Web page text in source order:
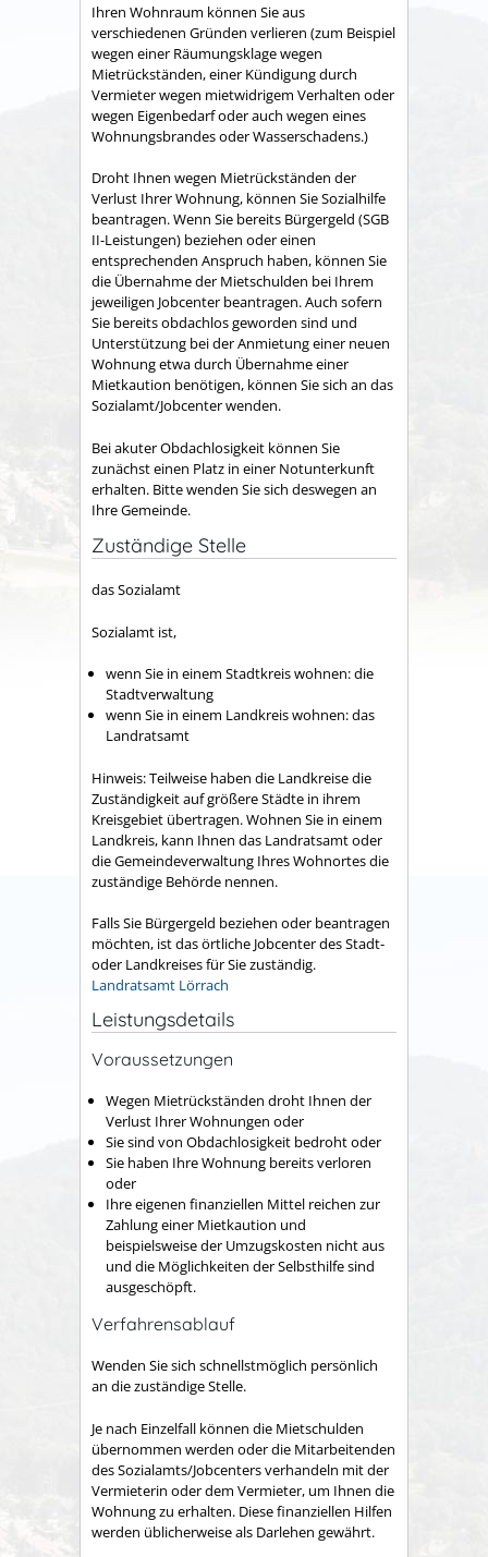
Ihren Wohnraum können Sie aus
verschiedenen Gründen verlieren (zum Beispiel
wegen einer Räumungsklage wegen
Mietrückständen, einer Kündigung durch
Vermieter wegen mietwidrigem Verhalten oder
wegen Eigenbedarf oder auch wegen eines
Wohnungsbrandes oder Wasserschadens.)
Droht Ihnen wegen Mietrückständen der
Verlust Ihrer Wohnung, können Sie Sozialhilfe
beantragen.Wenn Sie bereits Bürgergeld (SGB
II-Leistungen) beziehen oder einen
entsprechenden Anspruch haben, können Sie
die Übernahme der Mietschulden bei Ihrem
jeweiligen Jobcenter beantragen.Auch sofern
Sie bereits obdachlos geworden sind und
Unterstützung bei der Anmietung einer neuen
Wohnung etwa durch Übernahme einer
Mietkaution benötigen, können Sie sich an das
Sozialamt/Jobcenter wenden.
Bei akuter Obdachlosigkeit können Sie
zunächst einen Platz in einer Notunterkunft
erhalten. Bitte wenden Sie sich deswegen an
Ihre Gemeinde.
Zuständige Stelle
das Sozialamt
Sozialamt ist,
wenn Sie in einem Stadtkreis wohnen: die
Stadtverwaltung
wenn Sie in einem Landkreis wohnen: das
Landratsamt
Hinweis: Teilweise haben die Landkreise die
Zuständigkeit auf größere Städte in ihrem
Kreisgebiet übertragen. Wohnen Sie in einem
Landkreis, kann Ihnen das Landratsamt oder
die Gemeindeverwaltung Ihres Wohnortes die
zuständige Behörde nennen.
Falls Sie Bürgergeld beziehen oder beantragen
möchten, ist das örtliche Jobcenter des Stadt-
oder Landkreises für Sie zuständig.
Landratsamt Lörrach
Leistungsdetails
Voraussetzungen
Wegen Mietrückständen droht Ihnen der
Verlust Ihrer Wohnungen oder
Sie sind von Obdachlosigkeit bedroht oder
Sie haben Ihre Wohnung bereits verloren
oder
Ihre eigenen finanziellen Mittel reichen zur
Zahlung einer Mietkaution und
beispielsweise der Umzugskosten nicht aus
und die Möglichkeiten der Selbsthilfe sind
ausgeschöpft.
Verfahrensablauf
Wenden Sie sich schnellstmöglich persönlich
an die zuständige Stelle.
Je nach Einzelfall können die Mietschulden
übernommen werden oder die Mitarbeitenden
des Sozialamts/Jobcenters verhandeln mit der
Vermieterin oder dem Vermieter, um Ihnen die
Wohnung zu erhalten. Diesefinanziellen Hilfen
werden üblicherweiseals Darlehen gewährt.